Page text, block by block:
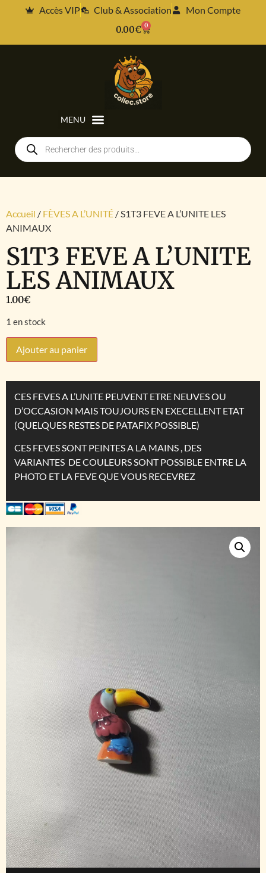
Accès VIP Club & Association
Mon Compte
0.00€ 0
Accueil / FÈVES A L’UNITÉ / S1T3 FEVE A L’UNITE LES
ANIMAUX
S1T3 FEVE A L’UNITE
LES ANIMAUX
1.00€
1 en stock
Ajouter au panier
CES FEVES A L’UNITE PEUVENT ETRE NEUVES OU
D’OCCASION MAIS TOUJOURS EN EXECELLENT ETAT
(QUELQUES RESTES DE PATAFIX POSSIBLE)
CES FEVES SONT PEINTES A LA MAINS , DES
VARIANTES DE COULEURS SONT POSSIBLE ENTRE LA
PHOTO ET LA FEVE QUE VOUS RECEVREZ